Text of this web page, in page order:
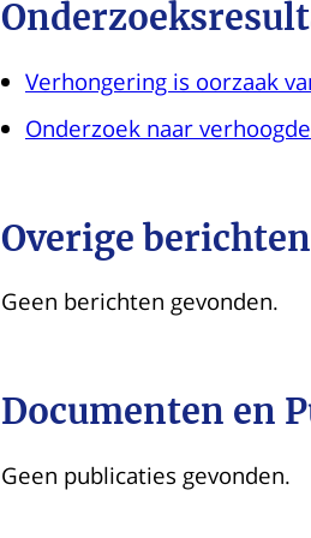
Verhongering is oorzaak
Onderzoek naar
Overige berichten
Geen berichten gevonden.
Documenten en
Geen publicaties gevonden.